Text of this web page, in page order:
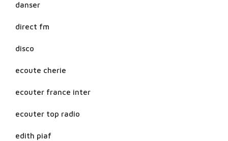
danser
direct fm
disco
ecoute cherie
ecouter france inter
ecouter top radio
edith piaf